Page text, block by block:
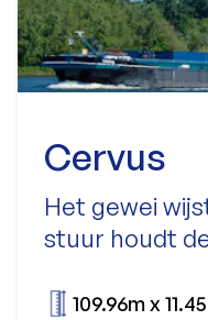
Cervus
Het gewei
stuur houdt
109.96m x